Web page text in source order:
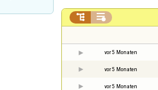
 
vor 5 Monaten
vor 5 Monaten
vor 5 Monaten